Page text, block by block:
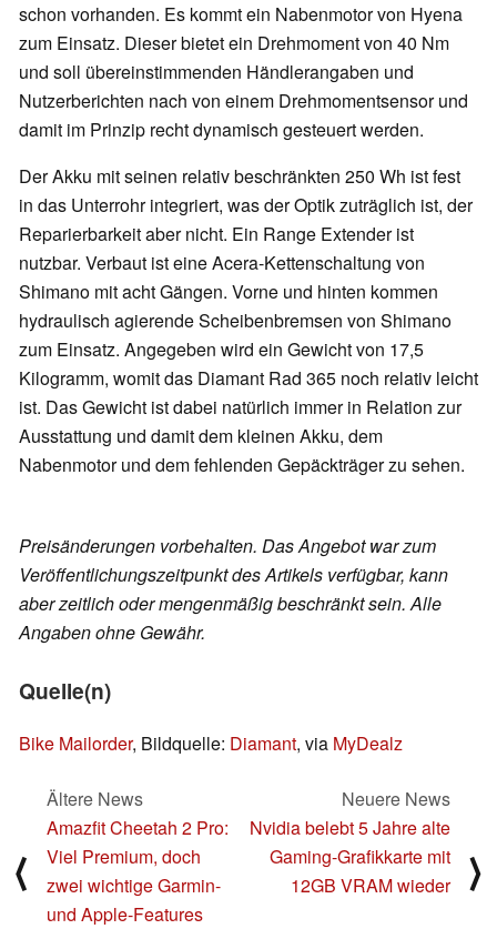
schon vorhanden. Es kommt ein Nabenmotor von Hyena
zum Einsatz. Dieser bietet ein Drehmoment von 40 Nm
und soll übereinstimmenden Händlerangaben und
Nutzerberichten nach von einem Drehmomentsensor und
damit im Prinzip recht dynamisch gesteuert werden.
Der Akku mit seinen relativ beschränkten 250 Wh ist fest
in das Unterrohr integriert, was der Optik zuträglich ist, der
Reparierbarkeit aber nicht. Ein Range Extender ist
nutzbar. Verbaut ist eine Acera-Kettenschaltung von
Shimano mit acht Gängen. Vorne und hinten kommen
hydraulisch agierende Scheibenbremsen von Shimano
zum Einsatz. Angegeben wird ein Gewicht von 17,5
Kilogramm, womit das Diamant Rad 365 noch relativ leicht
ist. Das Gewicht ist dabei natürlich immer in Relation zur
Ausstattung und damit dem kleinen Akku, dem
Nabenmotor und dem fehlenden Gepäckträger zu sehen.
Preisänderungen vorbehalten. Das Angebot war zum
Veröffentlichungszeitpunkt des Artikels verfügbar, kann
aber zeitlich oder mengenmäßig beschränkt sein. Alle
Angaben ohne Gewähr.
Quelle(n)
Bike Mailorder, Bildquelle: Diamant, via MyDealz
⟨
Ältere News
Amazfit Cheetah 2 Pro:
Viel Premium, doch
zwei wichtige Garmin-
und Apple-Features
Neuere News
Nvidia belebt 5 Jahre alte
Gaming-Grafikkarte mit
12GB VRAM wieder
⟩